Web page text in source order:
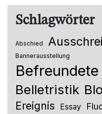
Schlagwörter
Abschied
Bannerausstellung
Belletristik
Ereignis Essay